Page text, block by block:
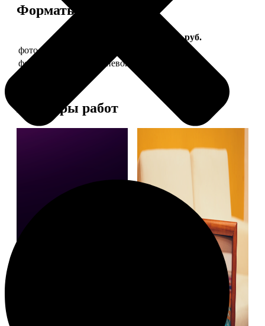
Форматы и цены
Цена, руб.
фото 10х15 в деревянной рамке
фото 10х15 в алюминиевой рамке
Примеры работ